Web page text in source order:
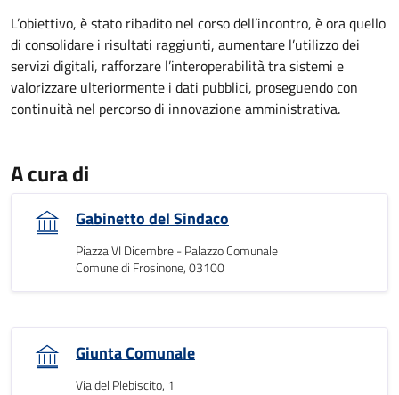
L’obiettivo, è stato ribadito nel corso dell’incontro, è ora quello
di consolidare i risultati raggiunti, aumentare l’utilizzo dei
servizi digitali, rafforzare l’interoperabilità tra sistemi e
valorizzare ulteriormente i dati pubblici, proseguendo con
continuità nel percorso di innovazione amministrativa.
A cura di
Gabinetto del Sindaco
Piazza VI Dicembre - Palazzo Comunale
Comune di Frosinone, 03100
Giunta Comunale
Via del Plebiscito, 1